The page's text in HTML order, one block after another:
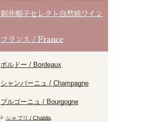
新井順子セレクト自然派ワイン
フランス / France
ボルドー / Bordeaux
シャンパーニュ / Champagne
ブルゴーニュ / Bourgogne
シャブリ / Chablis